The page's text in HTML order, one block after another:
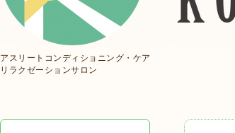
アスリートコンディショニング・ケア
リラクゼーションサロン